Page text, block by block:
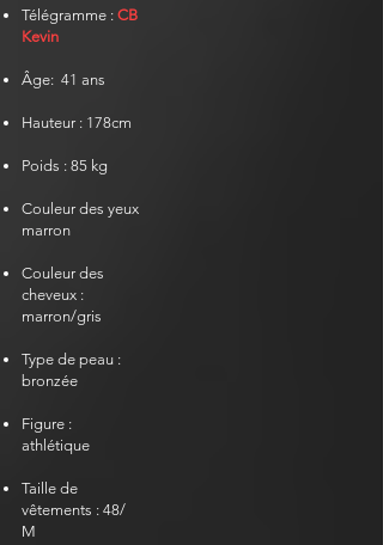
Télégramme : CB
Kevin
Âge: 41 ans
Hauteur : 178cm
Poids : 85 kg
Couleur des yeux
marron
Couleur des
cheveux :
marron/gris
Type de peau :
bronzée
Figure :
athlétique
Taille de
vêtements : 48/
M